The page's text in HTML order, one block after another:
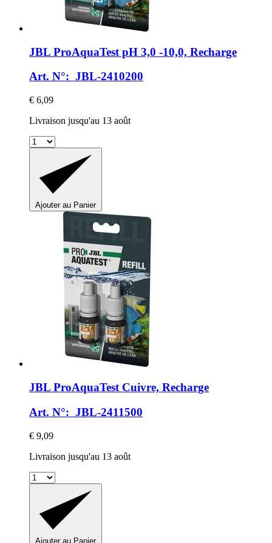
JBL ProAquaTest pH 3,0 -​10,0, Recharge
Art. N°: JBL-2410200
€ 6,09
Livraison jusqu'au 13 août
Ajouter au Panier
JBL ProAquaTest Cuivre, Recharge
Art. N°: JBL-2411500
€ 9,09
Livraison jusqu'au 13 août
Ajouter au Panier